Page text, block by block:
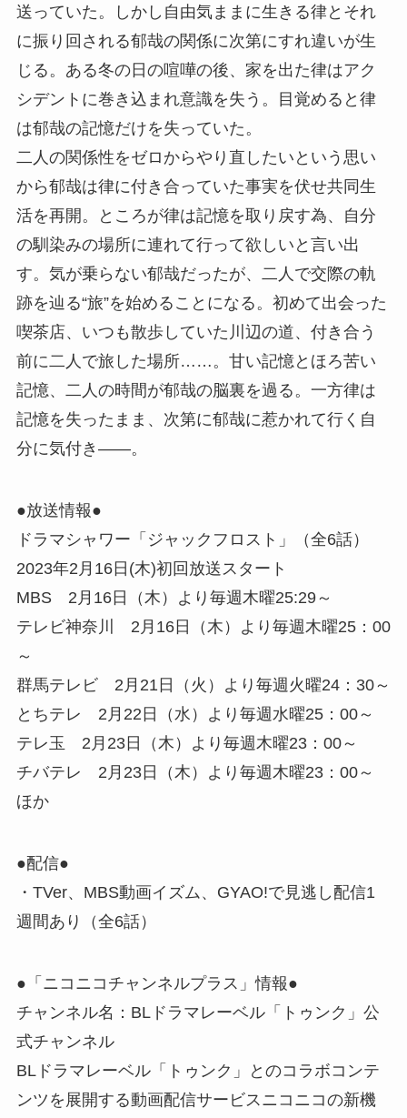
送っていた。しかし自由気ままに生きる律とそれ
に振り回される郁哉の関係に次第にすれ違いが生
じる。ある冬の日の喧嘩の後、家を出た律はアク
シデントに巻き込まれ意識を失う。目覚めると律
は郁哉の記憶だけを失っていた。
二人の関係性をゼロからやり直したいという思い
から郁哉は律に付き合っていた事実を伏せ共同生
活を再開。ところが律は記憶を取り戻す為、自分
の馴染みの場所に連れて行って欲しいと言い出
す。気が乗らない郁哉だったが、二人で交際の軌
跡を辿る“旅”を始めることになる。初めて出会った
喫茶店、いつも散歩していた川辺の道、付き合う
前に二人で旅した場所……。甘い記憶とほろ苦い
記憶、二人の時間が郁哉の脳裏を過る。一方律は
記憶を失ったまま、次第に郁哉に惹かれて行く自
分に気付き――。
●放送情報●
ドラマシャワー「ジャックフロスト」（全6話）
2023年2月16日(木)初回放送スタート
MBS 2月16日（木）より毎週木曜25:29～
テレビ神奈川 2月16日（木）より毎週木曜25：00
～
群馬テレビ 2月21日（火）より毎週火曜24：30～
とちテレ 2月22日（水）より毎週水曜25：00～
テレ玉 2月23日（木）より毎週木曜23：00～
チバテレ 2月23日（木）より毎週木曜23：00～
ほか
●配信●
・TVer、MBS動画イズム、GYAO!で見逃し配信1
週間あり（全6話）
●「ニコニコチャンネルプラス」情報●
チャンネル名：BLドラマレーベル「トゥンク」公
式チャンネル
BLドラマレーベル「トゥンク」とのコラボコンテ
ンツを展開する動画配信サービスニコニコの新機